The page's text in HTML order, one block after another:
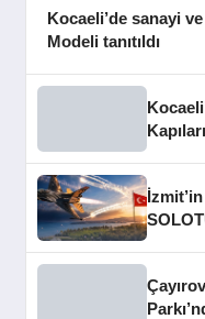
Kocaeli’de sanayi
Modeli tanıtıldı